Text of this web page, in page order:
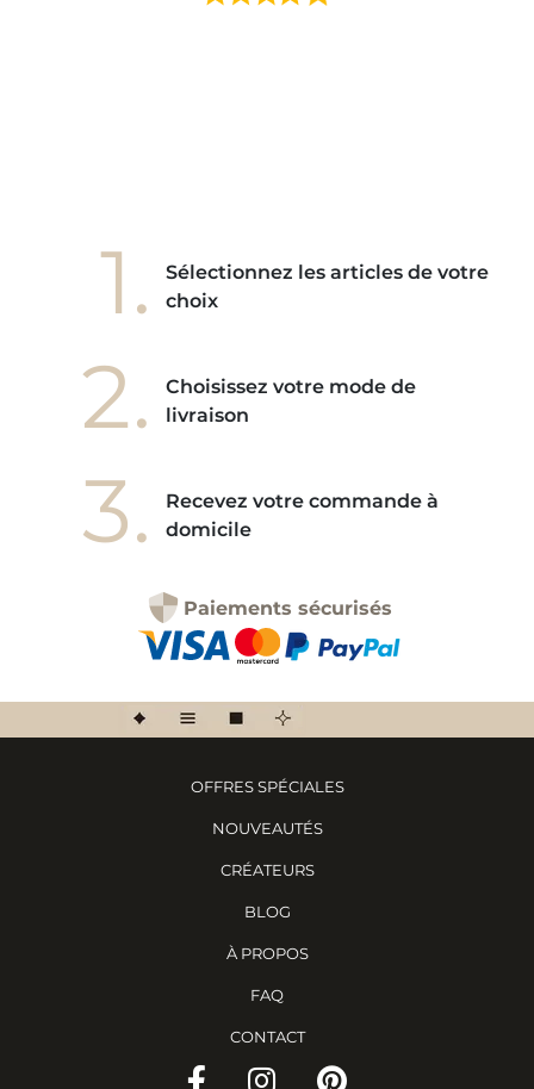
1.
Sélectionnez les articles de votre
choix
2.
Choisissez votre mode de
livraison
3.
Recevez votre commande à
domicile
Paiements sécurisés
OFFRES SPÉCIALES
NOUVEAUTÉS
CRÉATEURS
BLOG
À PROPOS
FAQ
CONTACT